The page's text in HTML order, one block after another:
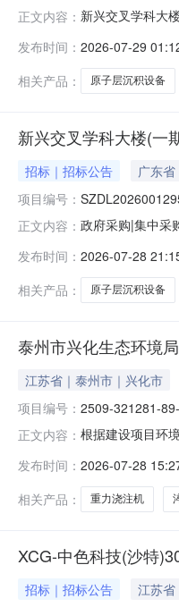
正文内容： 新兴交叉学科大
年08月10日
积设备采购项目3
发布时间： 2026-07-29
相关产品：
原子层沉积设备
新兴交叉学科大楼(一
招标｜招标公告 广东
项目编号：
正文内容： 政府采购|集中采
学科大楼（一期
13:30（北京时
发布时间： 2026-07-28
相关产品：
原子层沉积设备
泰州市兴化生态环境
江苏省｜泰州市｜兴化市
项目编号： 2509-321281-
正文内容： 根据建设项目环
word（含附件、
发布时间： 2026-07-28
相关产品：
重力浇注机
XCG-中色科技(沙特
招标｜招标公告 江苏省